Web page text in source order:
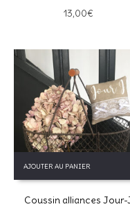
choisies
produit
13,00€
AJOUTER AU PANIER
Coussin alliances Jour-